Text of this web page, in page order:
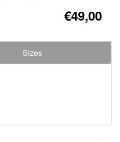
€49,00
Sizes